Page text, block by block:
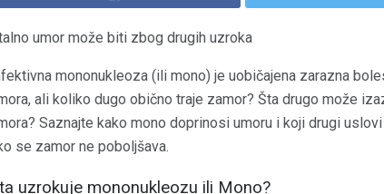
umor može biti zbog drugih uzroka
mononukleoza (ili mono) je uobičajena zarazna
ali koliko dugo obično traje zamor? Šta drugo može
Saznajte kako mono doprinosi umoru i koji drugi
se zamor ne poboljšava.
uzrokuje mononukleozu ili Mono?